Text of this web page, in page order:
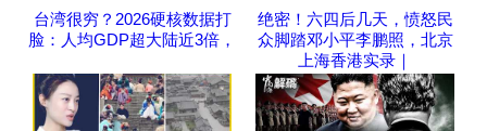
台湾很穷？2026硬核数据打
脸：人均GDP超大陆近3倍，
绝密！六四后几天，愤怒民
众脚踏邓小平李鹏照，北京
上海香港实录｜